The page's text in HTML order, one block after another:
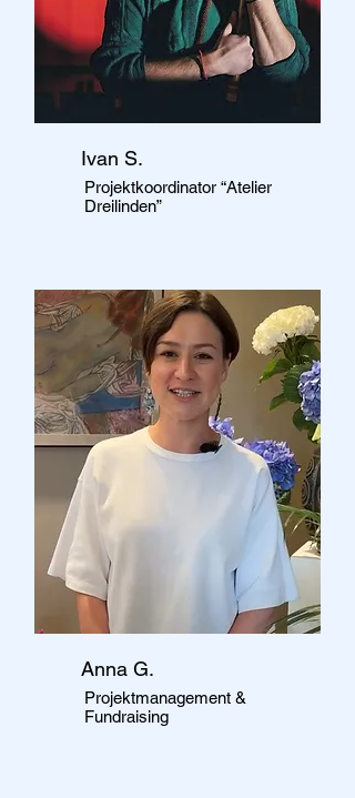
Ivan S.
Projektkoordinator “Atelier
Dreilinden”
Anna G.
Projektmanagement &
Fundraising